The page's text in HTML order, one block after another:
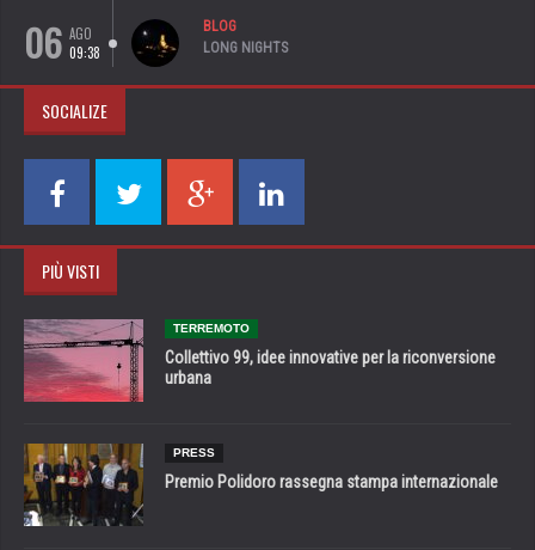
06 AGO
09:38
BLOG
LONG NIGHTS
SOCIALIZE
PIÙ VISTI
TERREMOTO
Collettivo 99, idee innovative per la riconversione
urbana
PRESS
Premio Polidoro rassegna stampa internazionale